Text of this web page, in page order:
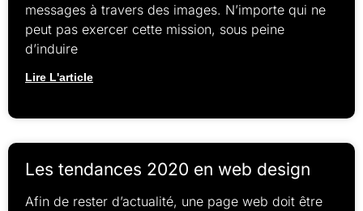
messages à travers des images. N’importe qui ne
peut pas exercer cette mission, sous peine
d’induire
Lire L'article
Les tendances 2020 en web design
Afin de rester d’actualité, une page web doit être